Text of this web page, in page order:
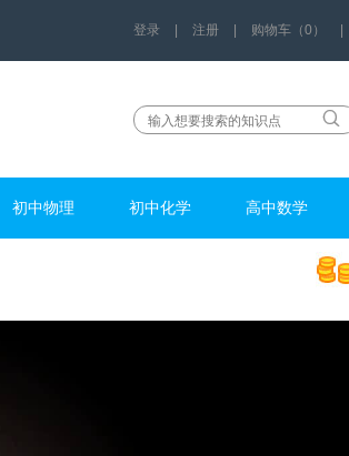
登录 注册 购物车（0）
初中物理 初中化学 高中数学